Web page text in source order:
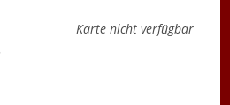
Karte nicht verfügbar